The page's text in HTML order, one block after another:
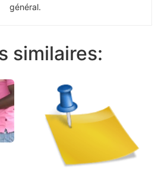
général.
similaires: